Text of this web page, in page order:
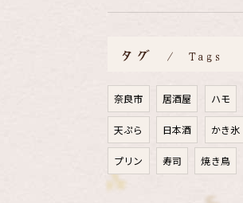
タグ Tags
奈良市 居酒屋 ハモ
天ぷら 日本酒 かき氷
プリン 寿司 焼き鳥